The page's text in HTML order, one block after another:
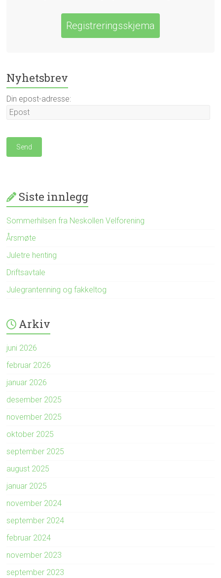
Registreringsskjema
Nyhetsbrev
Din epost-adresse:
Siste innlegg
Sommerhilsen fra Neskollen Velforening
Årsmøte
Juletre henting
Driftsavtale
Julegrantenning og fakkeltog
Arkiv
juni 2026
februar 2026
januar 2026
desember 2025
november 2025
oktober 2025
september 2025
august 2025
januar 2025
november 2024
september 2024
februar 2024
november 2023
september 2023